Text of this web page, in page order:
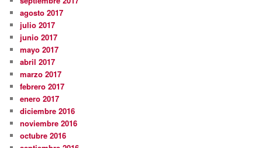
agosto 2017
julio 2017
junio 2017
mayo 2017
abril 2017
marzo 2017
febrero 2017
enero 2017
diciembre 2016
noviembre 2016
octubre 2016